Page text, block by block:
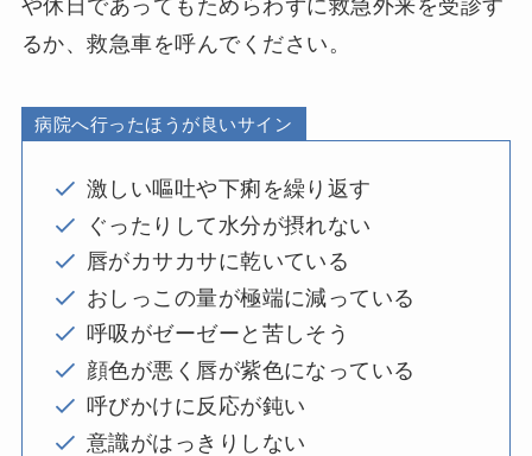
や休日であってもためらわずに救急外来を受診す
るか、救急車を呼んでください。
病院へ行ったほうが良いサイン
激しい嘔吐や下痢を繰り返す
ぐったりして水分が摂れない
唇がカサカサに乾いている
おしっこの量が極端に減っている
呼吸がゼーゼーと苦しそう
顔色が悪く唇が紫色になっている
呼びかけに反応が鈍い
意識がはっきりしない